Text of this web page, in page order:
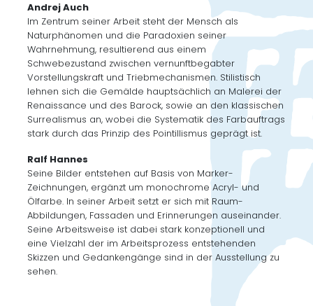
Andrej Auch
Im Zentrum seiner Arbeit steht der Mensch als
Naturphänomen und die Paradoxien seiner
Wahrnehmung, resultierend aus einem
Schwebezustand zwischen vernunftbegabter
Vorstellungskraft und Triebmechanismen. Stilistisch
lehnen sich die Gemälde hauptsächlich an Malerei der
Renaissance und des Barock, sowie an den klassischen
Surrealismus an, wobei die Systematik des Farbauftrags
stark durch das Prinzip des Pointillismus geprägt ist.
Ralf Hannes
Seine Bilder entstehen auf Basis von Marker-
Zeichnungen, ergänzt um monochrome Acryl- und
Ölfarbe. In seiner Arbeit setzt er sich mit Raum-
Abbildungen, Fassaden und Erinnerungen auseinander.
Seine Arbeitsweise ist dabei stark konzeptionell und
eine Vielzahl der im Arbeitsprozess entstehenden
Skizzen und Gedankengänge sind in der Ausstellung zu
sehen.